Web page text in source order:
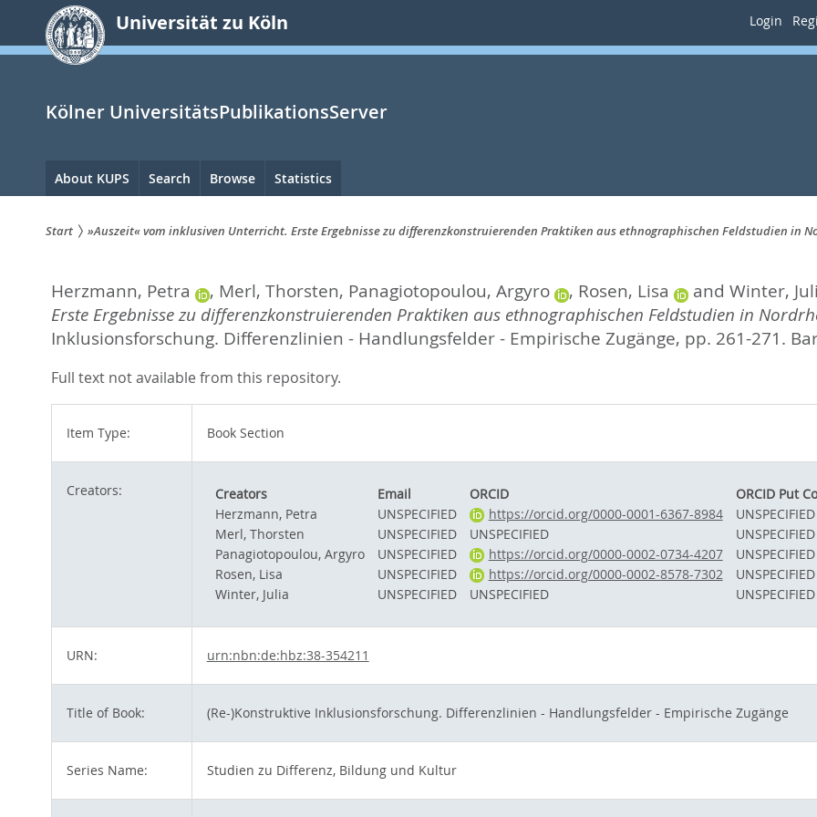
springen
Universität zu Köln Login
Kölner UniversitätsPublikationsServer
Hauptnavigation
About KUPS Search Browse Statistics
sind
hier:
Start »Auszeit« vom inklusiven Unterricht. Erste Ergebnisse zu differenzkonstruierenden Praktiken aus ethnographischen Feldstudien in
Herzmann, Petra , Merl, Thorsten, Panagiotopoulou, Argyro , Rosen, Lisa and Winter,
Erste Ergebnisse zu differenzkonstruierenden Praktiken aus ethnographischen Feldstudien in
Inklusionsforschung. Differenzlinien - Handlungsfelder - Empirische Zugänge, pp. 261-271.
Full text not available from this repository.
Item Type: Book Section
Creators: Creators Email ORCID
ORCID Put
Herzmann, Petra
UNSPECIFIED https://orcid.org/0000-0001-6367-8984
UNSPECIFIED
Merl, Thorsten
UNSPECIFIED UNSPECIFIED
UNSPECIFIED
Panagiotopoulou, Argyro
UNSPECIFIED https://orcid.org/0000-0002-0734-4207
UNSPECIFIED
Rosen, Lisa
UNSPECIFIED https://orcid.org/0000-0002-8578-7302
UNSPECIFIED
Winter, Julia
UNSPECIFIED UNSPECIFIED UNSPECIFIED
URN: urn:nbn:de:hbz:38-354211
Title of Book: (Re-)Konstruktive Inklusionsforschung. Differenzlinien - Handlungsfelder - Empirische Zugänge
Series Name: Studien zu Differenz, Bildung und Kultur